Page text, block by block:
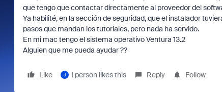
que tengo que contactar directamente al proveedor del
Ya habilité, en la sección de seguridad, que el instalador
pasos que mandan los tutoriales, pero nada ha servido.
En mi mac tengo el sistema operativo Ventura 13.2
Alguien que me pueda ayudar ??
Like J 1 person likes this Reply Follow